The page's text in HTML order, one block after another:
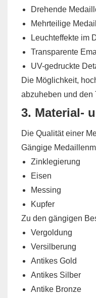
Drehende
Mehrteilige
Leuchteffekte im
Transparente
UV-gedruckte
Die Möglichkeit,
abzuheben und den
3. Material-
Die Qualität einer
Gängige
Zinklegierung
Eisen
Messing
Kupfer
Zu den gängigen
Vergoldung
Versilberung
Antikes Gold
Antikes Silber
Antike Bronze